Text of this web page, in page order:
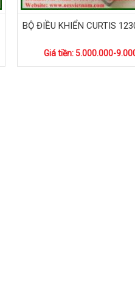
BỘ ĐIỀU KHIỂN CURTIS
Giá tiền: 5.000.000-